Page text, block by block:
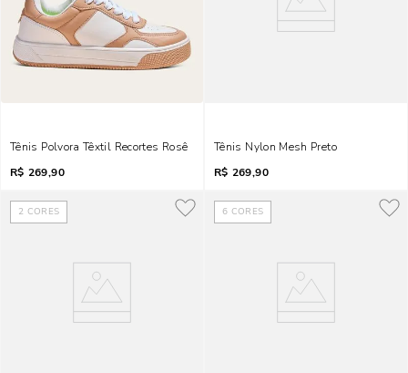
Tênis Polvora Têxtil Recortes Rosê
R$ 269,90
Tênis Nylon Mesh Preto
R$ 269,90
2 CORES 6 CORES